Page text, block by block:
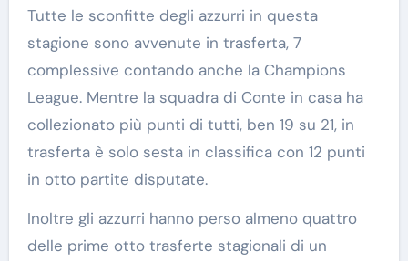
Tutte le sconfitte degli azzurri in questa
stagione sono avvenute in trasferta, 7
complessive contando anche la Champions
League. Mentre la squadra di Conte in casa ha
collezionato più punti di tutti, ben 19 su 21, in
trasferta è solo sesta in classifica con 12 punti
in otto partite disputate.
Inoltre gli azzurri hanno perso almeno quattro
delle prime otto trasferte stagionali di un